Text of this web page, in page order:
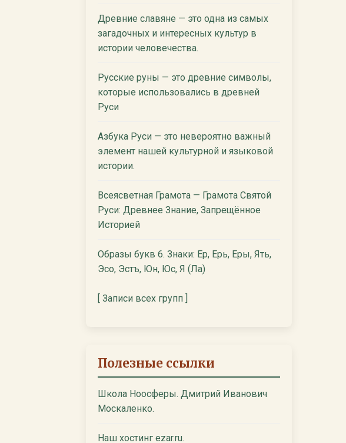
Древние славяне — это одна из самых
загадочных и интересных культур в
истории человечества.
Русские руны — это древние символы,
которые использовались в древней
Руси
Азбука Руси — это невероятно важный
элемент нашей культурной и языковой
истории.
Всеясветная Грамота — Грамота Святой
Руси: Древнее Знание, Запрещённое
Историей
Образы букв 6. Знаки: Ер, Ерь, Еры, Ять,
Эсо, Эстъ, Юн, Юс, Я (Ла)
[ Записи всех групп ]
Полезные ссылки
Школа Ноосферы. Дмитрий Иванович
Москаленко.
Наш хостинг ezar.ru.